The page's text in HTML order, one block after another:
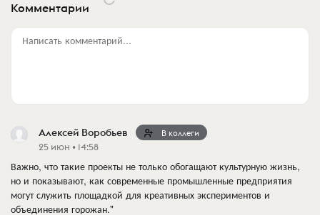
Комментарии
Написать комментарий...
Алексей Воробьев В коллеги
25 июн • 14:58
Важно, что такие проекты не только обогащают культурную жизнь,
но и показывают, как современные промышленные предприятия
могут служить площадкой для креативных экспериментов и
объединения горожан."